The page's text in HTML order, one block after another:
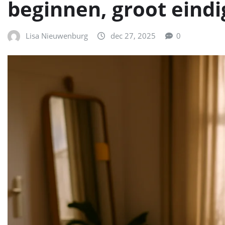
beginnen, groot
Lisa Nieuwenburg dec 27, 2025 0